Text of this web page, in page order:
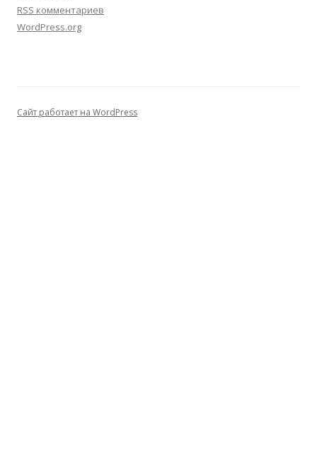
RSS комментариев
WordPress.org
Сайт работает на WordPress